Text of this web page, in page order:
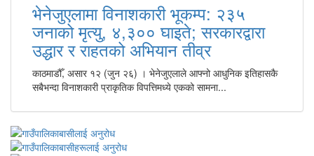
भेनेजुएलामा विनाशकारी भूकम्प: २३५
जनाको मृत्यु, ४,३०० घाइते; सरकारद्वारा
उद्धार र राहतको अभियान तीव्र
काठमाडौँ, असार १२ (जुन २६) । भेनेजुएलाले आफ्नो आधुनिक इतिहासकै
सबैभन्दा विनाशकारी प्राकृतिक विपत्तिमध्ये एकको सामना...